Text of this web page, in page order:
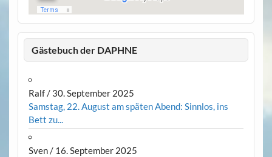
Gästebuch der DAPHNE
Ralf/ 30. September 2025
Samstag, 22. August am späten Abend: Sinnlos, ins
Bett zu...
Sven/ 16. September 2025